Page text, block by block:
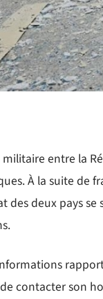
militaire entre la
À la suite de
des deux pays
contacter son